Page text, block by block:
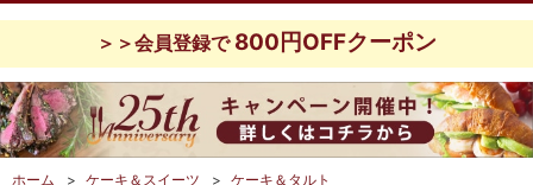
＞＞会員登録で 800円OFFクーポン
ホーム > ケーキ＆スイーツ > ケーキ＆タルト